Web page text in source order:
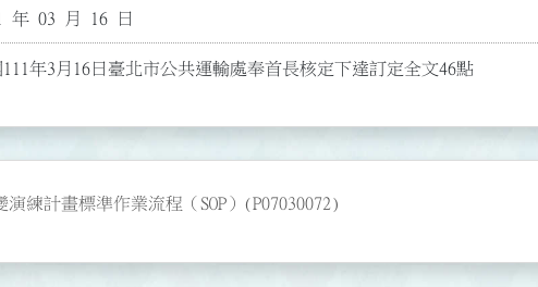
年 03 月 16 日
111年3月16日臺北市公共運輸處奉首長核定下達訂定全文46點
練計畫標準作業流程（SOP）(P07030072)